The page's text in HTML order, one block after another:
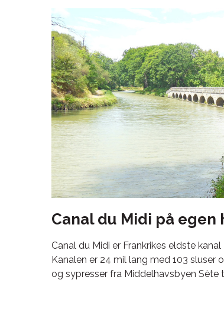
Canal du Midi på egen
Canal du Midi er Frankrikes eldste
Kanalen er 24 mil lang med 103
og sypresser fra Middelhavsbyen Sète